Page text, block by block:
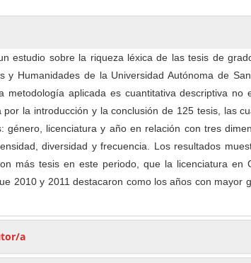
estudio sobre la riqueza léxica de las tesis de
y Humanidades de la Universidad Autónoma de
metodología aplicada es cuantitativa descriptiva no
por la introducción y la conclusión de 125 tesis, las
género, licenciatura y año en relación con tres
diversidad y frecuencia. Los resultados
más tesis en este periodo, que la licenciatura en
2010 y 2011 destacaron como los años con mayor
a